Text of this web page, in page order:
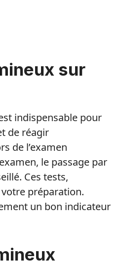
sur
indispensable pour
de réagir
de l’examen
le passage par
Ces tests,
préparation.
un bon indicateur